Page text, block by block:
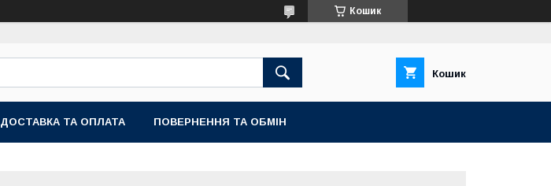
Кошик
Кошик
ДОСТАВКА ТА ОПЛАТА ПОВЕРНЕННЯ ТА ОБМІН